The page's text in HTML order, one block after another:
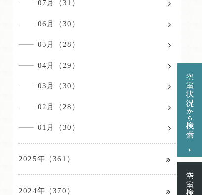
07月（31）
06月（30）
05月（28）
04月（29）
03月（30）
02月（28）
01月（30）
2025年（361）
2024年（370）